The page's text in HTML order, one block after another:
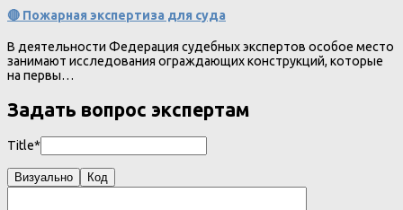
🔴 Пожарная экспертиза для суда
В деятельности Федерация судебных экспертов особое место
занимают исследования ограждающих конструкций, которые
на первы…
Задать вопрос экспертам
Title*
Визуально Код